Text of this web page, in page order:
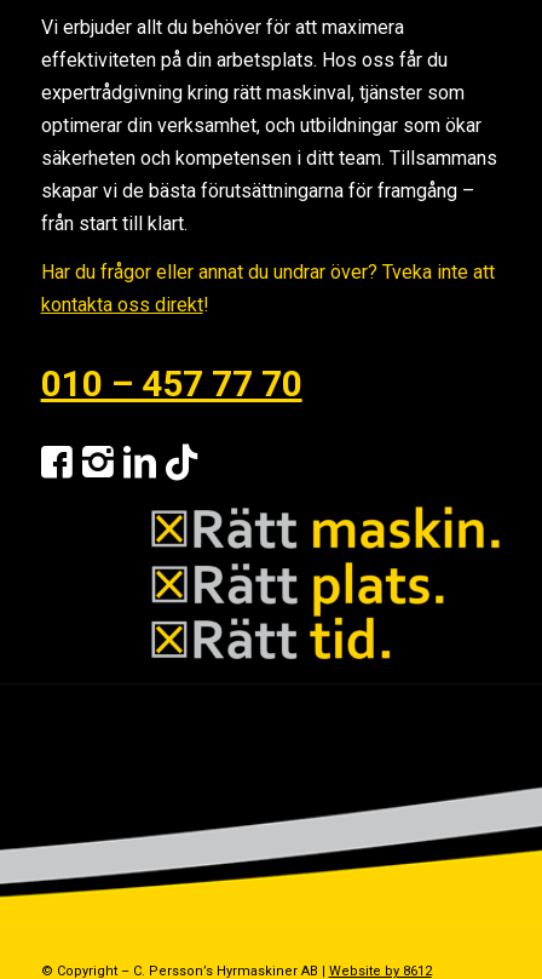
Vi erbjuder allt du behöver för att maximera
effektiviteten på din arbetsplats. Hos oss får du
expertrådgivning kring rätt maskinval, tjänster som
optimerar din verksamhet, och utbildningar som ökar
säkerheten och kompetensen i ditt team. Tillsammans
skapar vi de bästa förutsättningarna för framgång –
från start till klart.
Har du frågor eller annat du undrar över? Tveka inte att
kontakta oss direkt!
010 – 457 77 70
© Copyright – C. Persson’s Hyrmaskiner AB | Website by 8612